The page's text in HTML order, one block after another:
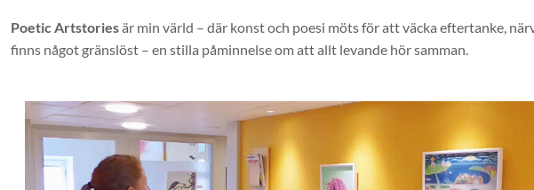
Poetic Artstoriesär min värld – där konst och poesi möts för att väcka eftertanke,
finns något gränslöst – en stilla påminnelse om att allt levande hör samman.